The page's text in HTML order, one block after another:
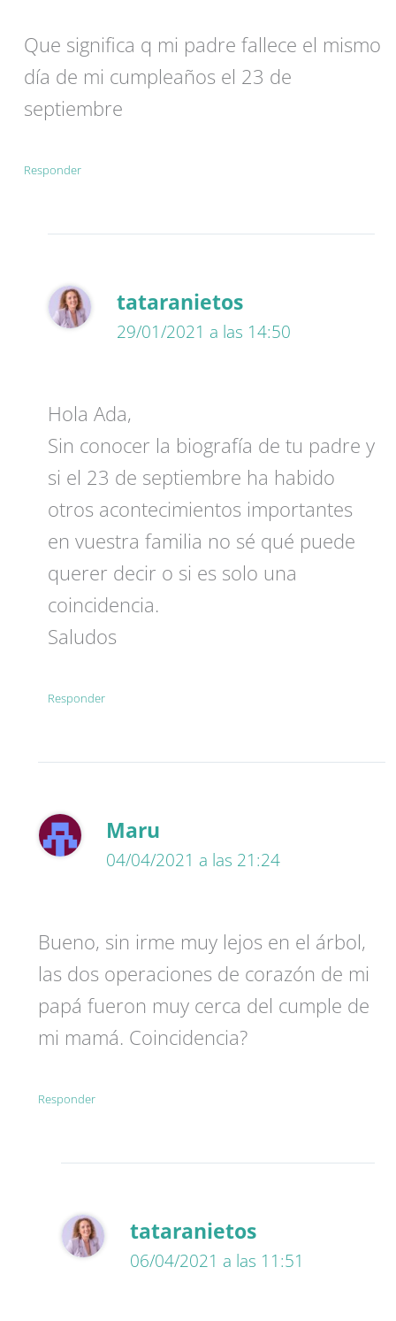
Que significa q mi padre fallece el mismo
día de mi cumpleaños el 23 de
septiembre
Responder
tataranietos
29/01/2021 a las 14:50
Hola Ada,
Sin conocer la biografía de tu padre y
si el 23 de septiembre ha habido
otros acontecimientos importantes
en vuestra familia no sé qué puede
querer decir o si es solo una
coincidencia.
Saludos
Responder
Maru
04/04/2021 a las 21:24
Bueno, sin irme muy lejos en el árbol,
las dos operaciones de corazón de mi
papá fueron muy cerca del cumple de
mi mamá. Coincidencia?
Responder
tataranietos
06/04/2021 a las 11:51